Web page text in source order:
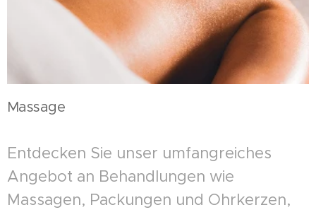
Massage
Entdecken Sie unser umfangreiches
Angebot an Behandlungen wie
Massagen, Packungen und Ohrkerzen,